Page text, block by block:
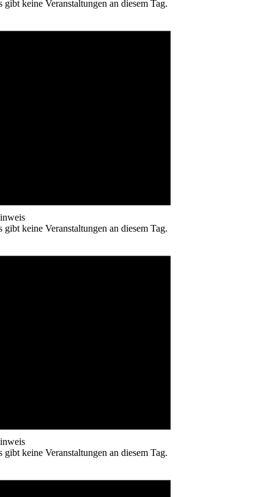
gibt keine Veranstaltungen an diesem Tag.
gibt keine Veranstaltungen an diesem Tag.
gibt keine Veranstaltungen an diesem Tag.